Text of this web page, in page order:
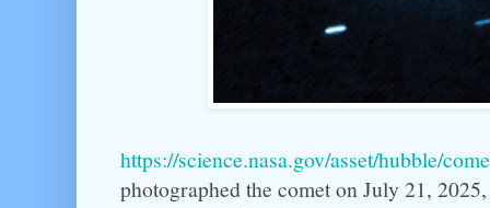
https://science.nasa.gov/asset/hubble/
photographed the comet on July 21,